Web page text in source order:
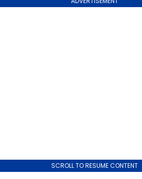
SCROLL TO RESUME CONTENT